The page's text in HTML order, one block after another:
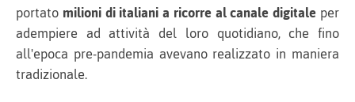
portatomilioni di italiani a ricorre al canale digitaleper
adempiere ad attività del loro quotidiano, che fino
all'epoca pre-pandemia avevano realizzato in maniera
tradizionale.